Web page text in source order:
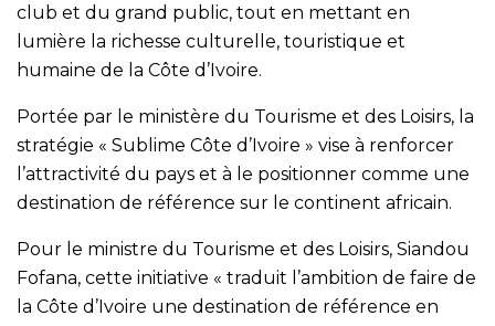
club et du grand public, tout en mettant en
lumière la richesse culturelle, touristique et
humaine de la Côte d’Ivoire.
Portée par le ministère du Tourisme et des Loisirs, la
stratégie « Sublime Côte d’Ivoire » vise à renforcer
l’attractivité du pays et à le positionner comme une
destination de référence sur le continent africain.
Pour le ministre du Tourisme et des Loisirs, Siandou
Fofana, cette initiative « traduit l’ambition de faire de
la Côte d’Ivoire une destination de référence en